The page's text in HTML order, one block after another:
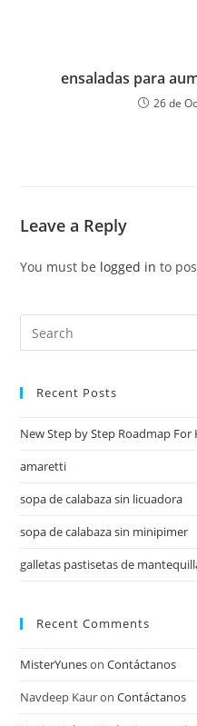
ensaladas para
26 de
Leave a Reply
You must be logged in to
Recent Posts
New Step by Step Roadmap For
amaretti
sopa de calabaza sin licuadora
sopa de calabaza sin minipimer
galletas pastisetas de
Recent Comments
MisterYunesonContáctanos
Navdeep KauronContáctanos